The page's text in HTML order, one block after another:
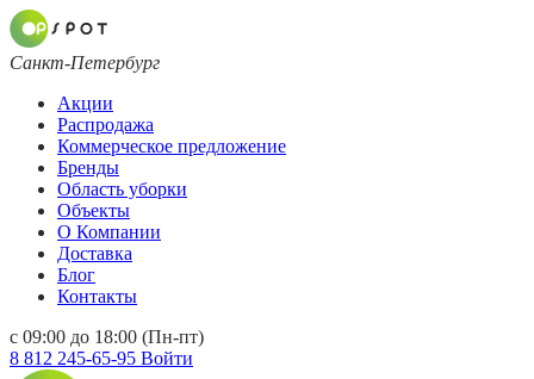
Санкт-Петербург
Акции
Распродажа
Коммерческое предложение
Бренды
Область уборки
Объекты
О Компании
Доставка
Блог
Контакты
с 09:00 до 18:00 (Пн-пт)
8 812 245-65-95 Войти